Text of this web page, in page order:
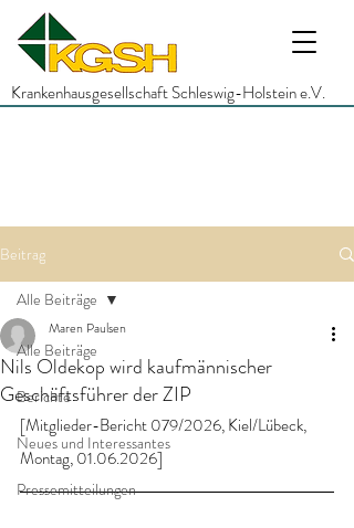
Krankenhausgesellschaft Schleswig-Holstein e.V.
Beitrag
Alle Beiträge
Berichte
Neues und Interessantes
Pressemitteilungen
Alle Beiträge
Nils Oldekop wird kaufmännischer
Geschäftsführer der ZIP
Maren Paulsen
[Mitglieder-Bericht 079/2026, Kiel/Lübeck,
Montag, 01.06.2026]